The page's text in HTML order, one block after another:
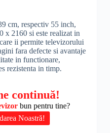
cm, respectiv 55 inch,
x 2160 si este realizat in
ii permite televizorului
fara defecte si avantaje
in functionare,
rezistenta in timp.
continuă!
bun pentru tine?
Noastră!